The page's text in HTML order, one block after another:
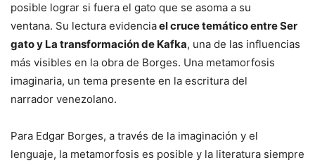
posible lograr si fuera el gato que se asoma a su
ventana. Su lectura evidenciael cruce temático entre Ser
gato y La transformación de Kafka, una de las influencias
más visibles en la obra de Borges. Una metamorfosis
imaginaria, un tema presente en la escritura del
narrador venezolano.
Para Edgar Borges, a través de la imaginación y el
lenguaje, la metamorfosis es posible y la literatura siempre